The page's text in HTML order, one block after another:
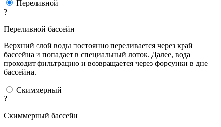
Переливной
?
Переливной бассейн
Верхний слой воды постоянно переливается через край
бассейна и попадает в специальный лоток. Далее, вода
проходит фильтрацию и возвращается через форсунки в дне
бассейна.
Скиммерный
?
Скиммерный бассейн